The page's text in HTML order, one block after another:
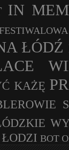
IN
ŁÓDŹ
KAŻĘ
ВОТ